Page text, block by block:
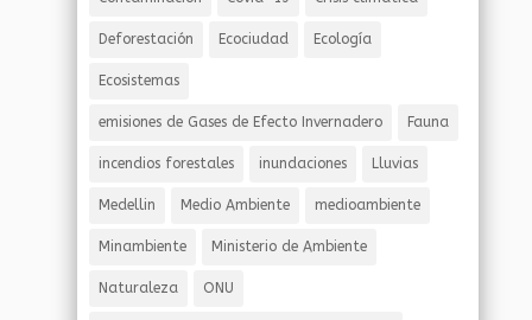
Deforestación Ecociudad Ecología
Ecosistemas
emisiones de Gases de Efecto Invernadero Fauna
incendios forestales inundaciones Lluvias
Medellin Medio Ambiente medioambiente
Minambiente Ministerio de Ambiente
Naturaleza ONU